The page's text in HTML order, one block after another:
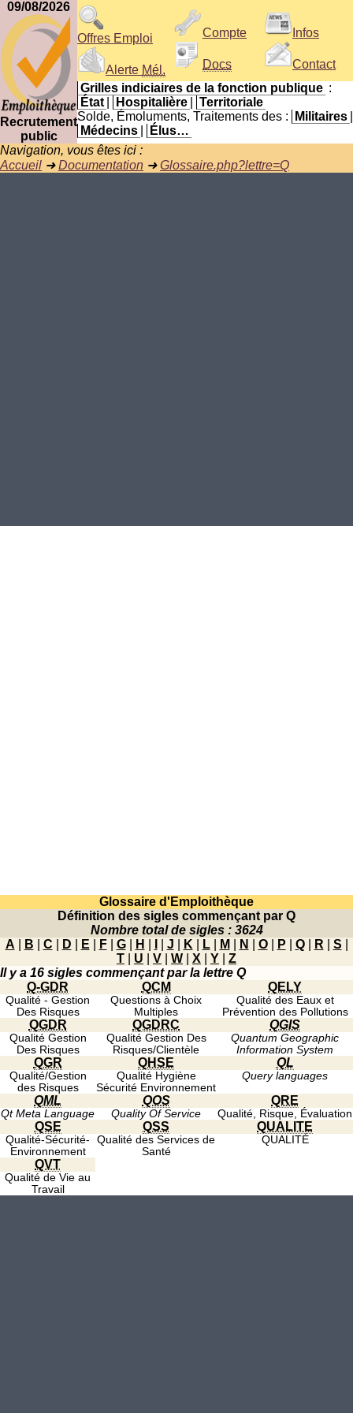
09/08/2026
Recrutement
public
Offres Emploi
Alerte Mél.
Compte
Docs
Infos
Contact
Grilles indiciaires de la fonction publique :
État
Hospitalière
Territoriale
Solde, Émoluments, Traitements des :
Militaires
Médecins
Élus…
Navigation, vous êtes ici :
Accueil ➜Documentation ➜Glossaire.php?lettre=Q
Glossaire d'Emploithèque
Définition des sigles commençant par Q
Nombre total de sigles : 3624
A
B C D E F| G| H J K L| M N O| P Q| R S
T
U V W X Y
Z
Il y a 16 sigles commençant par la lettre Q
Q-GDR
Qualité - Gestion
Des Risques
QCM
Questions à Choix
Multiples
QELY
Qualité des Eaux et
Prévention des Pollutions
QGDR
Qualité Gestion
Des Risques
QGDRC
Qualité Gestion Des
Risques/Clientèle
QGIS
Quantum Geographic
Information System
QGR
Qualité/Gestion
des Risques
QHSE
Qualité Hygiène
Sécurité Environnement
QL
Query languages
QML
Qt Meta Language
QOS
Quality Of Service
QRE
Qualité, Risque, Évaluation
QSE
Qualité-Sécurité-
Environnement
QSS
Qualité des Services de
Santé
QUALITE
QUALITÉ
QVT
Qualité de Vie au
Travail